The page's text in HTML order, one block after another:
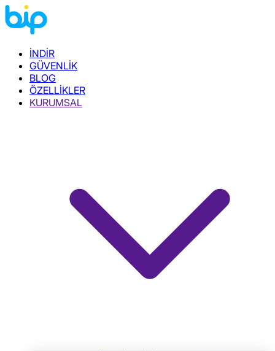
İNDİR
GÜVENLİK
BLOG
ÖZELLİKLER
KURUMSAL